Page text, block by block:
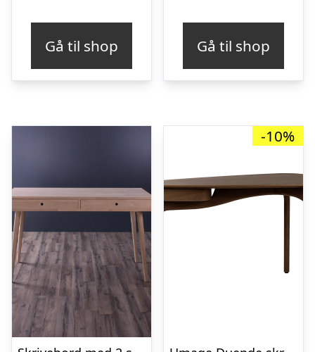
Gå til shop Gå til shop
-10%